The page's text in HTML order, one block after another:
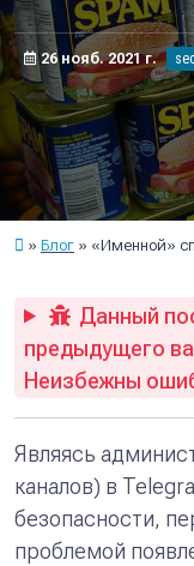
26 нояб. 2021 г.
Блог «Именной»
Данный
предыдущего
Неизбежны
Являясь
каналов) в
безопасности,
проблемой